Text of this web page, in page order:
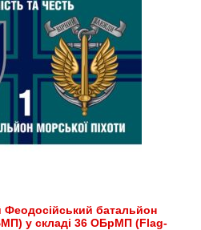
Феодосійський батальйон
у складі 36 ОБрМП (Flag-